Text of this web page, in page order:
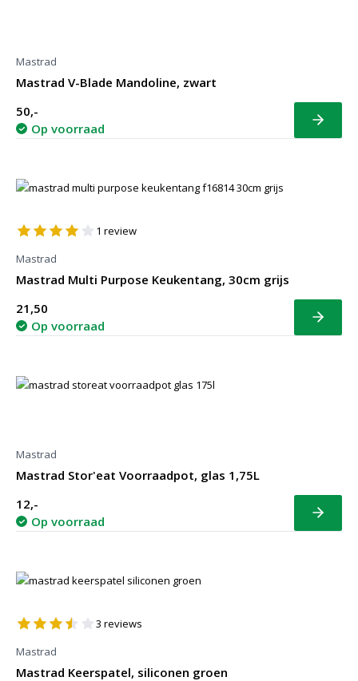
Mastrad
Mastrad V-Blade Mandoline, zwart
50,-
Op voorraad
Bekijk
1 review
Mastrad
Mastrad Multi Purpose Keukentang, 30cm grijs
21,50
Op voorraad
Bekijk
Mastrad
Mastrad Stor'eat Voorraadpot, glas 1,75L
12,-
Op voorraad
Bekijk
3 reviews
Mastrad
Mastrad Keerspatel, siliconen groen